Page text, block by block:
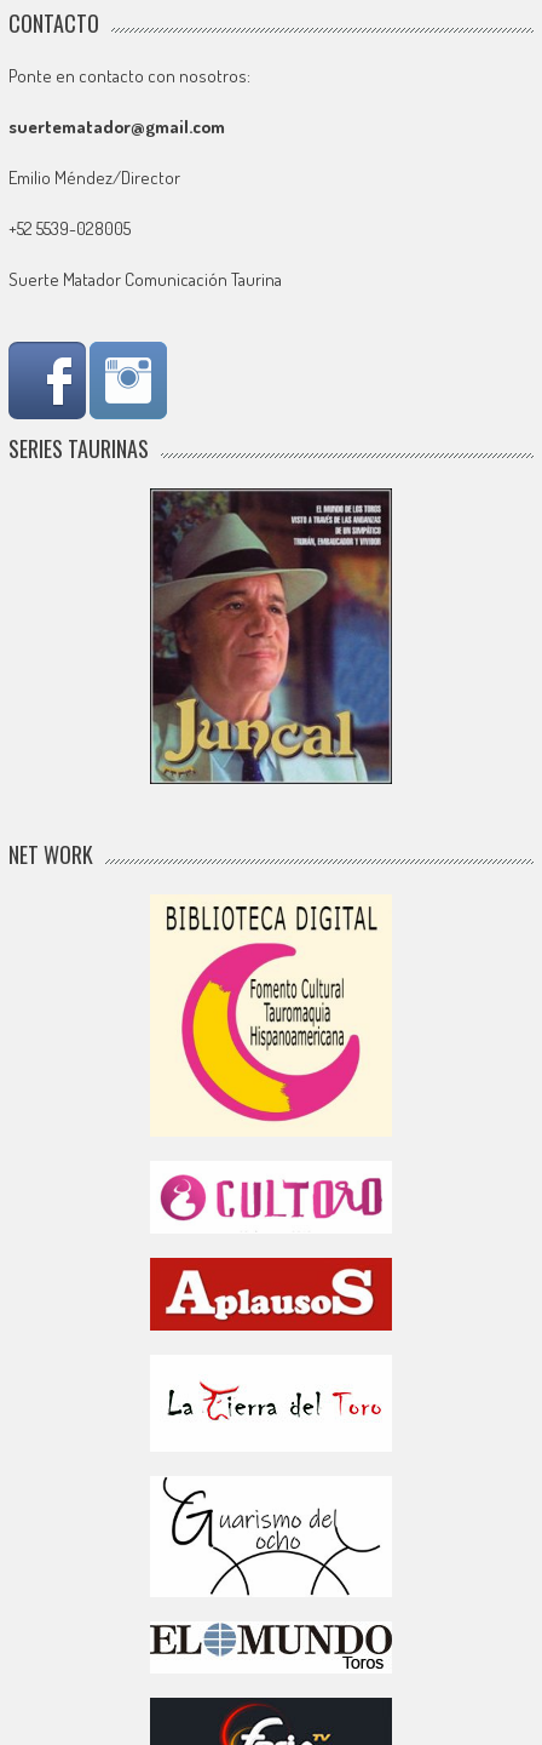
CONTACTO
Ponte en contacto con nosotros:
suertematador@gmail.com
Emilio Méndez/Director
+52 5539-028005
Suerte Matador Comunicación Taurina
SERIES TAURINAS
NET WORK